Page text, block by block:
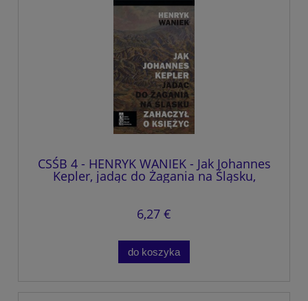
CSŚB 4 - HENRYK WANIEK - Jak Johannes
Kepler, jadąc do Żagania na Śląsku,
zahaczył o księżyc
6,27 €
do koszyka